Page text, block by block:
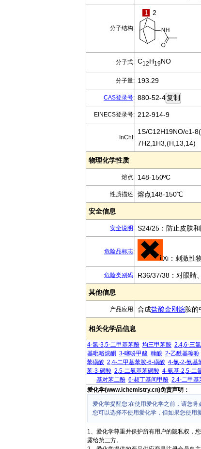
分子结构:
1 2
分子式: C12H19NO
分子量: 193.29
CAS登录号: 880-52-4
EINECS登录号: 212-914-9
InChI:
1S/C12H19NO/c1-
7H2,1H3,(H,13,14)
物理化学性质
熔点: 148-150ºC
性质描述: 熔点148-150℃
安全信息
安全说明 : S24/25：防止皮肤和
危险品标志:
Xi：刺激性
危险类别码: R36/37/38：对眼睛
其他信息
产品应用: 合成盐酸金刚烷胺的
相关化学品信息
4-氯-3,5-二甲基苯酚 均三甲苯胺 2,4,6-三
基吡咯烷酮 3-噻吩甲酸 糠酸 2-乙酰基噻吩
苯磺酸 2,4-二甲基苯胺-6-磺酸 4-氯-2-氨基
苯-3-磺酸 2,5-二氨基苯磺酸 4-氨基-2,5-二
基对苯二酚 6-叔丁基间甲酚 2,4-二甲基
爱化学(www.ichemistry.cn)免责声明：
爱化学提醒您:在使用爱化学之前，请您务
您可以选择不使用爱化学，但如果您使用
1、爱化学尊重并保护所有用户的隐私权，
露给第三方。